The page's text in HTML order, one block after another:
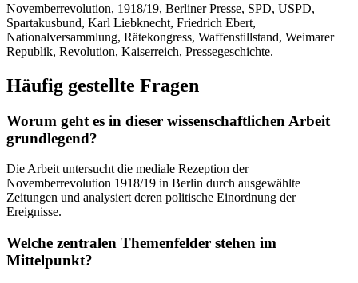
Novemberrevolution, 1918/19, Berliner Presse, SPD, USPD,
Spartakusbund, Karl Liebknecht, Friedrich Ebert,
Nationalversammlung, Rätekongress, Waffenstillstand, Weimarer
Republik, Revolution, Kaiserreich, Pressegeschichte.
Häufig gestellte Fragen
Worum geht es in dieser wissenschaftlichen Arbeit
grundlegend?
Die Arbeit untersucht die mediale Rezeption der
Novemberrevolution 1918/19 in Berlin durch ausgewählte
Zeitungen und analysiert deren politische Einordnung der
Ereignisse.
Welche zentralen Themenfelder stehen im
Mittelpunkt?